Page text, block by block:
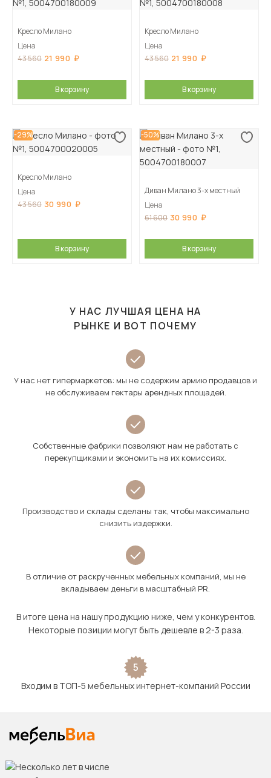
Кресло Милано
Цена
43 560 21 990
В корзину
Кресло Милано
Цена
43 560 21 990
В корзину
-29%
Кресло Милано
Цена
43 560 30 990
В корзину
-50%
Диван Милано 3-х местный
Цена
61 600 30 990
В корзину
У НАС ЛУЧШАЯ ЦЕНА НА
РЫНКЕ И ВОТ ПОЧЕМУ
У нас нет гипермаркетов: мы не содержим армию продавцов и
не обслуживаем гектары арендных площадей.
Собственные фабрики позволяют нам не работать с
перекупщиками и экономить на их комиссиях.
Производство и склады сделаны так, чтобы максимально
снизить издержки.
В отличие от раскрученных мебельных компаний, мы не
вкладываем деньги в масштабный PR.
В итоге цена на нашу продукцию ниже, чем у конкурентов.
Некоторые позиции могут быть дешевле в 2-3 раза.
5
Входим в ТОП-5 мебельных интернет-компаний России